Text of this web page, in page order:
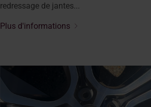
redressage de jantes...
Plus d'informations